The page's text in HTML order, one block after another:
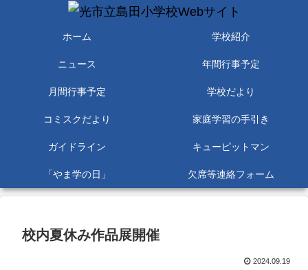
ホーム 学校紹介
ニュース 年間行事予定
月間行事予定 学校だより
コミスクだより 家庭学習の手引き
ガイドライン キューピットマン
「やま学の日」 欠席等連絡フォーム
校内夏休み作品展開催
2024.09.19